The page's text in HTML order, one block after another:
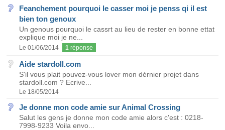
Feanchement pourquoi le casser moi je penss qi il est
bien ton genoux
Un genous pourquoi le cassrt au lieu de rester en bonne ettat
explique moi je ne...
Le 01/06/2014 1 réponse
Aide stardoll.com
S'il vous plait pouvez-vous lover mon dérnier projet dans
stardoll.com ? Ecrive...
Le 18/05/2014
Je donne mon code amie sur Animal Crossing
Salut les gens je donne mon code amie alors c'est : 0218-
7998-9233 Voila envo...